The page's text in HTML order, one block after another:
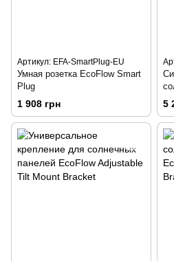
Артикул: EFA-SmartPlug-EU
Умная розетка EcoFlow Smart
Plug
1 908 грн 5